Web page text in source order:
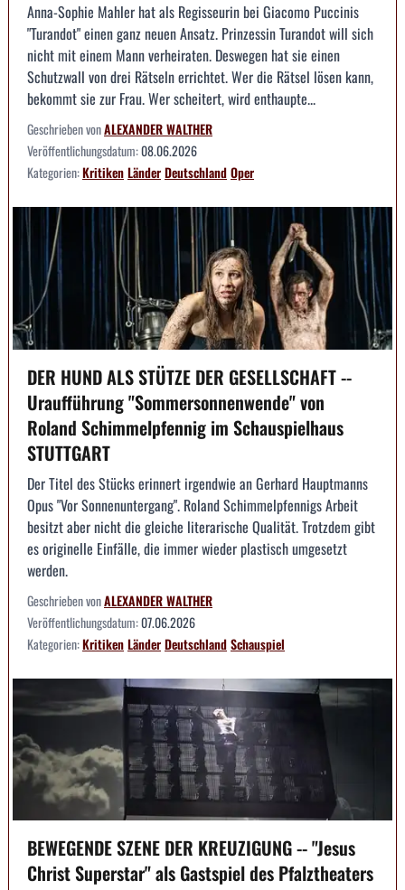
Anna-Sophie Mahler hat als Regisseurin bei Giacomo Puccinis
"Turandot" einen ganz neuen Ansatz. Prinzessin Turandot will sich
nicht mit einem Mann verheiraten. Deswegen hat sie einen
Schutzwall von drei Rätseln errichtet. Wer die Rätsel lösen kann,
bekommt sie zur Frau. Wer scheitert, wird enthaupte...
Geschrieben vonALEXANDER WALTHER
Veröffentlichungsdatum:08.06.2026
Kategorien:KritikenLänderDeutschlandOper
DER HUND ALS STÜTZE DER GESELLSCHAFT --
Uraufführung "Sommersonnenwende" von
Roland Schimmelpfennig im Schauspielhaus
STUTTGART
Der Titel des Stücks erinnert irgendwie an Gerhard Hauptmanns
Opus "Vor Sonnenuntergang". Roland Schimmelpfennigs Arbeit
besitzt aber nicht die gleiche literarische Qualität. Trotzdem gibt
es originelle Einfälle, die immer wieder plastisch umgesetzt
werden.
Geschrieben vonALEXANDER WALTHER
Veröffentlichungsdatum:07.06.2026
Kategorien:KritikenLänderDeutschlandSchauspiel
BEWEGENDE SZENE DER KREUZIGUNG -- "Jesus
Christ Superstar" als Gastspiel des Pfalztheaters